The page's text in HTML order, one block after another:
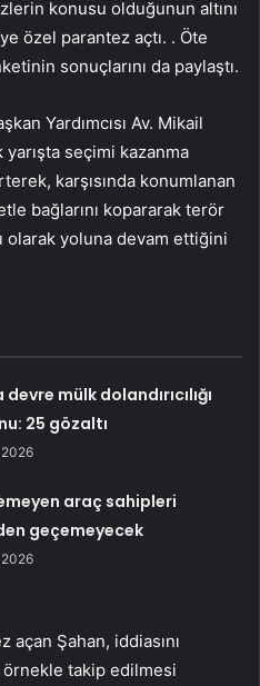
konusu olduğunun altını
özel parantez açtı. . Öte
sonuçlarını da paylaştı.
Yardımcısı Av. Mikail
yarışta seçimi kazanma
karşısında konumlanan
bağlarını kopararak terör
olarak yoluna devam ettiğini
mülk dolandırıcılığı
25 gözaltı
araç sahipleri
geçemeyecek
Şahan, iddiasını
takip edilmesi